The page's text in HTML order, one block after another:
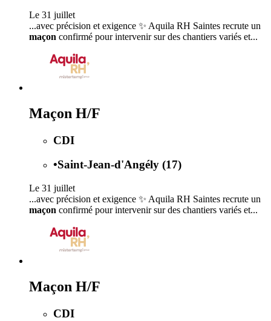
Le 31 juillet
...avec précision et exigence ✨ Aquila RH Saintes recrute un
maçon confirmé pour intervenir sur des chantiers variés et...
Maçon H/F
CDI
•Saint-Jean-d'Angély (17)
Le 31 juillet
...avec précision et exigence ✨ Aquila RH Saintes recrute un
maçon confirmé pour intervenir sur des chantiers variés et...
Maçon H/F
CDI